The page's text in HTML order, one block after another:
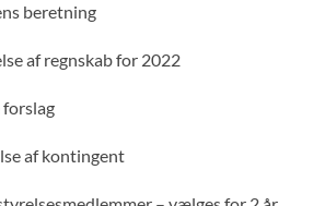
beretning
af regnskab for 2022
af kontingent